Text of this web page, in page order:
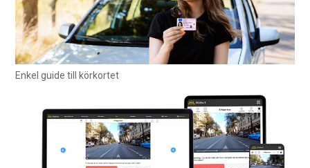
Enkel guide till körkortet